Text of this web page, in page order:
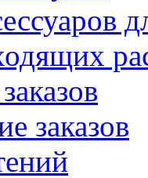
заказов